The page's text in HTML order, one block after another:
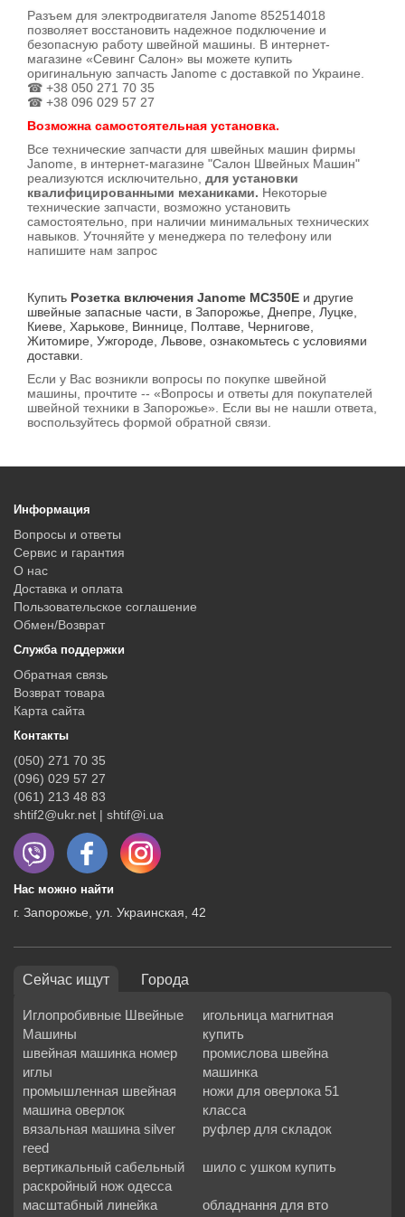
Разъем для электродвигателя Janome 852514018
позволяет восстановить надежное подключение и
безопасную работу швейной машины. В интернет-
магазине «Севинг Салон» вы можете купить
оригинальную запчасть Janome с доставкой по Украине.
☎ +38 050 271 70 35
☎ +38 096 029 57 27
Возможна самостоятельная установка.
Все технические запчасти для швейных машин фирмы
Janome, в интернет-магазине "Салон Швейных Машин"
реализуются исключительно, для установки
квалифицированными механиками. Некоторые
технические запчасти, возможно установить
самостоятельно, при наличии минимальных технических
навыков. Уточняйте у менеджера по телефону или
напишите нам запрос
Купить Розетка включения Janome MC350E и другие
швейные запасные части, в Запорожье, Днепре, Луцке,
Киеве, Харькове, Виннице, Полтаве, Чернигове,
Житомире, Ужгороде, Львове, ознакомьтесь с условиями
доставки.
Если у Вас возникли вопросы по покупке швейной
машины, прочтите -- «Вопросы и ответы для покупателей
швейной техники в Запорожье». Если вы не нашли ответа,
воспользуйтесь формой обратной связи.
Информация
Вопросы и ответы
Сервис и гарантия
О нас
Доставка и оплата
Пользовательское соглашение
Обмен/Возврат
Служба поддержки
Обратная связь
Возврат товара
Карта сайта
Контакты
(050) 271 70 35
(096) 029 57 27
(061) 213 48 83
shtif2@ukr.net | shtif@i.ua
Нас можно найти
г. Запорожье, ул. Украинская, 42
Сейчас ищут Города
Иглопробивные Швейные
Машины
игольница магнитная
купить
швейная машинка номер
иглы
промислова швейна
машинка
промышленная швейная
машина оверлок
ножи для оверлока 51
класса
вязальная машина silver
reed
руфлер для складок
вертикальный сабельный
раскройный нож одесса
шило с ушком купить
масштабный линейка
обладнання для вто